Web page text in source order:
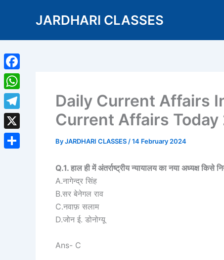
JARDHARI CLASSES
Daily Current Affairs
Current Affairs Today
ByJARDHARI CLASSES /14 February 2024
Q.1. हाल ही में अंतर्राष्ट्रीय न्यायालय का नया अध्यक्ष किसे
A.नागेन्द्र सिंह
B.सर बेनेगल राव
C.नवाफ़ सलाम
D.जोन ई. डोनोग्यू
Ans- C
Facebook
WhatsApp
Telegram
X